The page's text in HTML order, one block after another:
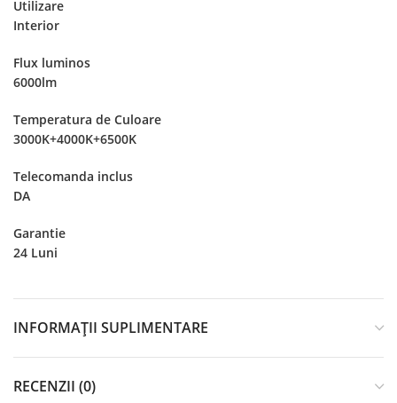
Utilizare
Interior
Flux luminos
6000lm
Temperatura de Culoare
3000K+4000K+6500K
Telecomanda inclus
DA
Garantie
24 Luni
INFORMAȚII SUPLIMENTARE
RECENZII (0)